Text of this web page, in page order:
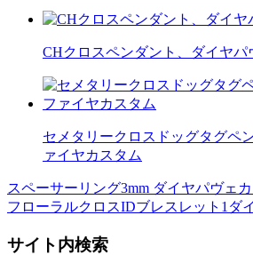
CHクロスペンダント、ダイヤパ
セメタリークロスドッグタグペ
ァイヤカスタム
投
稿
ナ
スペーサーリング3mm ダイヤパヴェ
フローラルクロスIDブレスレット1ダ
サイト内検索